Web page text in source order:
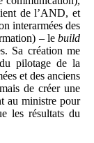
de l’AND, et
interarmées des
– le build
Sa création me
pilotage de la
et des anciens
de créer une
au ministre pour
les résultats du